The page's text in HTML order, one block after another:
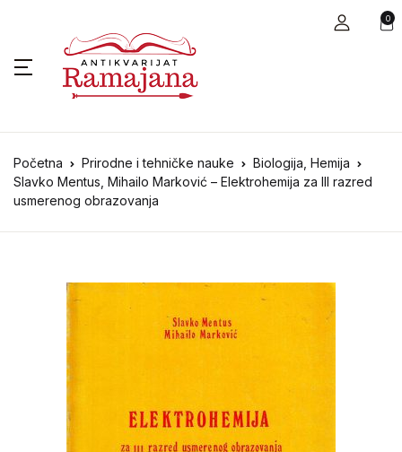
0
Početna Prirodne i tehničke nauke
Biologija, Hemija
Slavko Mentus, Mihailo Marković – Elektrohemija za III razred
usmerenog obrazovanja